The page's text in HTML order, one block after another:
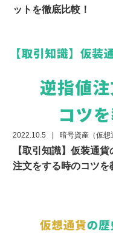
ットを徹底比較！
2022.10.5 暗号資産（仮想
【取引知識】仮装通
注文をする時のコツを